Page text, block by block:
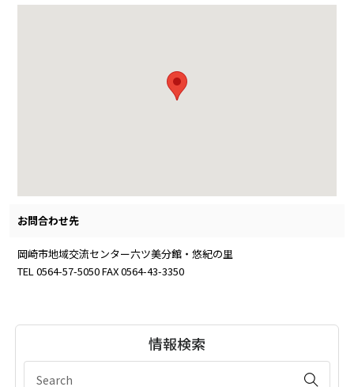
お問合わせ先
岡崎市地域交流センター六ツ美分館・悠紀の里
TEL 0564-57-5050 FAX 0564-43-3350
情報検索